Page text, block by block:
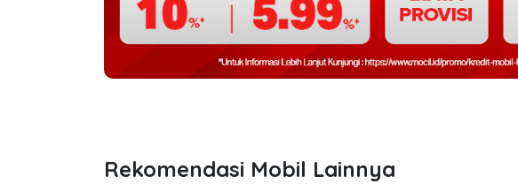
Rekomendasi Mobil Lainnya